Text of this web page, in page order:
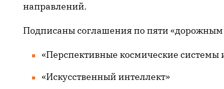
направлений.
Подписаны соглашения по пяти «дорожным
«Перспективные космические системы
«Искусственный интеллект»